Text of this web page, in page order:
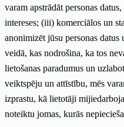
varam apstrādāt personas
intereses; (iii) komerciālos un
anonimizēt jūsu personas datus
veidā, kas nodrošina, ka tos
lietošanas paradumus un
veiktspēju un attīstību, mēs
izprastu, kā lietotāji
noteiktu jomas, kurās